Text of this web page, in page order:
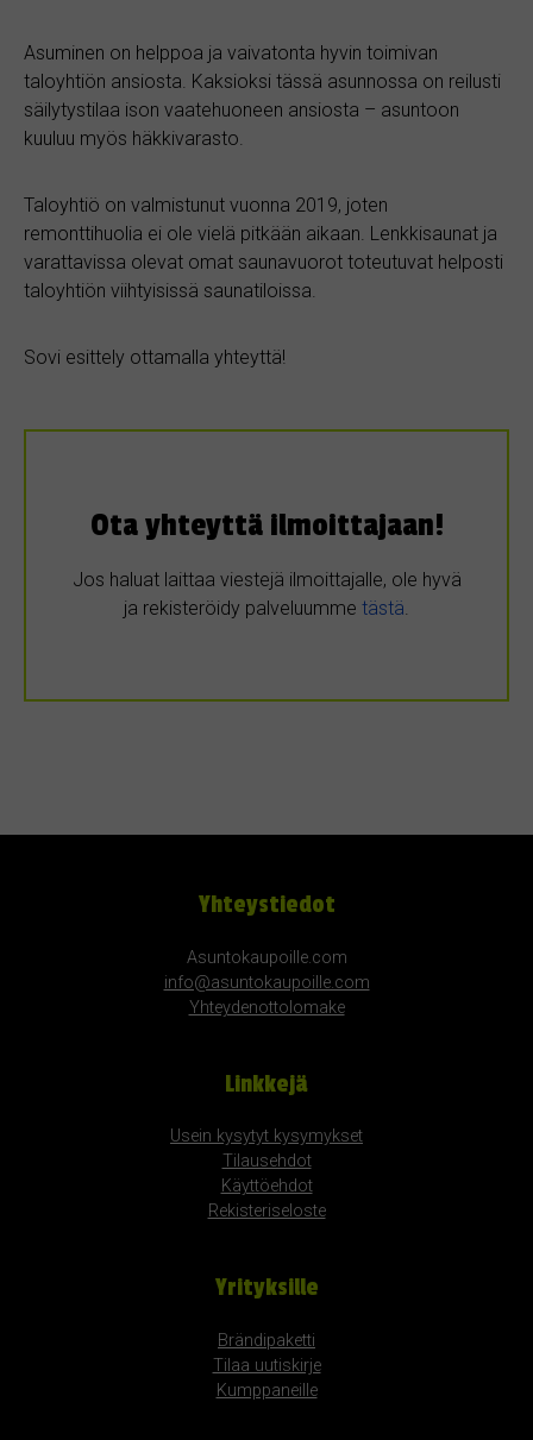
Asuminen on helppoa ja vaivatonta hyvin toimivan
taloyhtiön ansiosta. Kaksioksi tässä asunnossa on reilusti
säilytystilaa ison vaatehuoneen ansiosta – asuntoon
kuuluu myös häkkivarasto.
Taloyhtiö on valmistunut vuonna 2019, joten
remonttihuolia ei ole vielä pitkään aikaan. Lenkkisaunat ja
varattavissa olevat omat saunavuorot toteutuvat helposti
taloyhtiön viihtyisissä saunatiloissa.
Sovi esittely ottamalla yhteyttä!
Ota yhteyttä ilmoittajaan!
Jos haluat laittaa viestejä ilmoittajalle, ole hyvä
ja rekisteröidy palveluumme tästä.
Yhteystiedot
Asuntokaupoille.com
info@asuntokaupoille.com
Yhteydenottolomake
Linkkejä
Usein kysytyt kysymykset
Tilausehdot
Käyttöehdot
Rekisteriseloste
Yrityksille
Brändipaketti
Tilaa uutiskirje
Kumppaneille